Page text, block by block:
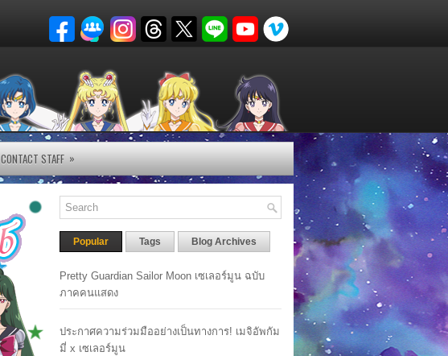
CONTACT STAFF »
Popular Tags Blog Archives
Pretty Guardian Sailor Moon เซเลอร์มูน ฉบับ
ภาคคนแสดง
ประกาศความร่วมมืออย่างเป็นทางการ! เมจิอัพกัม
มี่ x เซเลอร์มูน